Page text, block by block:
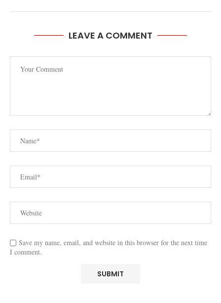
LEAVE A COMMENT
Save my name, email, and website in this browser for the next time
I comment.